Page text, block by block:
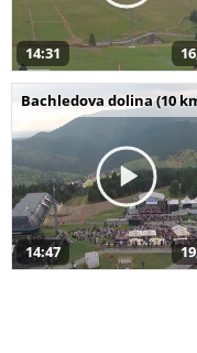
14:31
Bachledova dolina (10
14:47